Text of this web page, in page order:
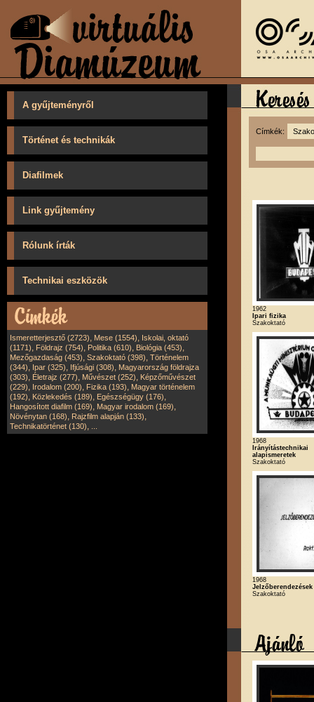
A gyűjteményről
Történet és technikák
Diafilmek
Link gyűjtemény
Rólunk írták
Technikai eszközök
Ismeretterjesztő (2723), Mese (1554), Iskolai, oktató
(1171), Földrajz (754), Politika (610), Biológia (453),
Mezőgazdaság (453), Szakoktató (398), Történelem
(344), Ipar (325), Ifjúsági (308), Magyarország földrajza
(303), Életrajz (277), Művészet (252), Képzőművészet
(229), Irodalom (200), Fizika (193), Magyar történelem
(192), Közlekedés (189), Egészségügy (176),
Hangosított diafilm (169), Magyar irodalom (169),
Növénytan (168), Rajzfilm alapján (133),
Technikatörténet (130),
Címkék:
1962
Ipari fizika
Szakoktató
1968
Irányítástechnikai
alapismeretek
Szakoktató
1968
Jelzőberendezések
Szakoktató